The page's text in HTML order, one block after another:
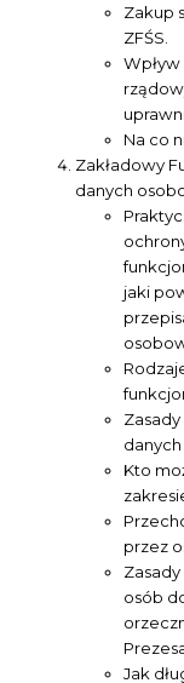
Zakup
ZFŚS.
Na co
Zakładowy
danych
jaki
Kto
przez
osób
Jak